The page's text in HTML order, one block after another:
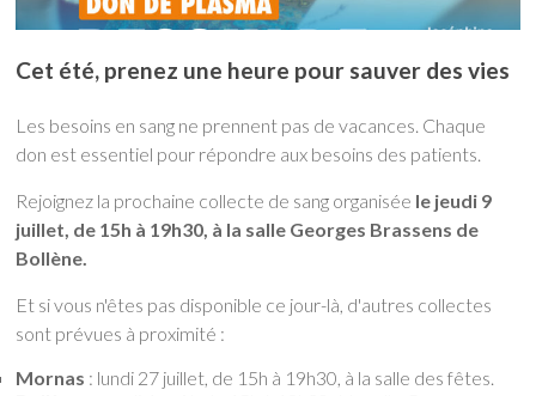
Cet été, prenez une heure pour sauver des vies
Les besoins en sang ne prennent pas de vacances. Chaque
don est essentiel pour répondre aux besoins des patients.
Rejoignez la prochaine collecte de sang organisée le jeudi 9
juillet, de 15h à 19h30, à la salle Georges Brassens de
Bollène.
Et si vous n'êtes pas disponible ce jour-là, d'autres collectes
sont prévues à proximité :
Mornas : lundi 27 juillet, de 15h à 19h30, à la salle des fêtes.